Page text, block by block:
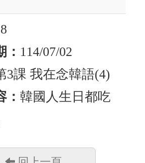
： 114/07/02
3課 我在念韓語(4)
： 韓國人生日都吃